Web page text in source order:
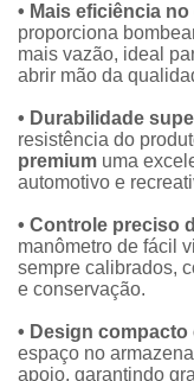
• Mais eficiência
proporciona
mais vazão, ideal
abrir mão da
• Durabilidade
resistência do
premium uma
automotivo e
• Controle preciso
manômetro de fácil
sempre calibrados,
e conservação.
• Design compacto
espaço no
apoio, garantindo